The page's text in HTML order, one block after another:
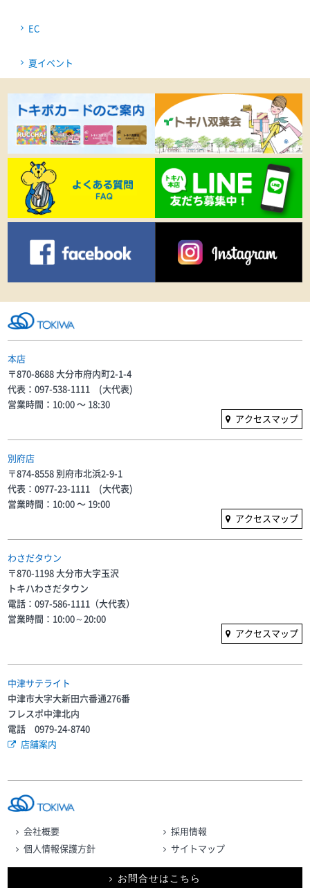
EC
夏イベント
本店
〒870-8688 大分市府内町2-1-4
代表：097-538-1111 (大代表)
営業時間：10:00 〜 18:30
アクセスマップ
別府店
〒874-8558 別府市北浜2-9-1
代表：0977-23-1111 (大代表)
営業時間：10:00 〜 19:00
アクセスマップ
わさだタウン
〒870-1198 大分市大字玉沢
トキハわさだタウン
電話：097-586-1111（大代表）
営業時間：10:00～20:00
アクセスマップ
中津サテライト
中津市大字大新田六番通276番
フレスポ中津北内
電話 0979-24-8740
店舗案内
会社概要
採用情報
個人情報保護方針
サイトマップ
お問合せはこちら